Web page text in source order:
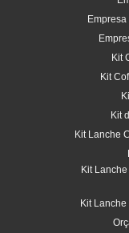
Kit
Kit
Kit
Kit Lanche
Kit
Kit